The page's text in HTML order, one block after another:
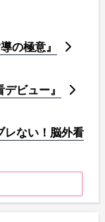
の極意』
ビュー』
レない！脳外看